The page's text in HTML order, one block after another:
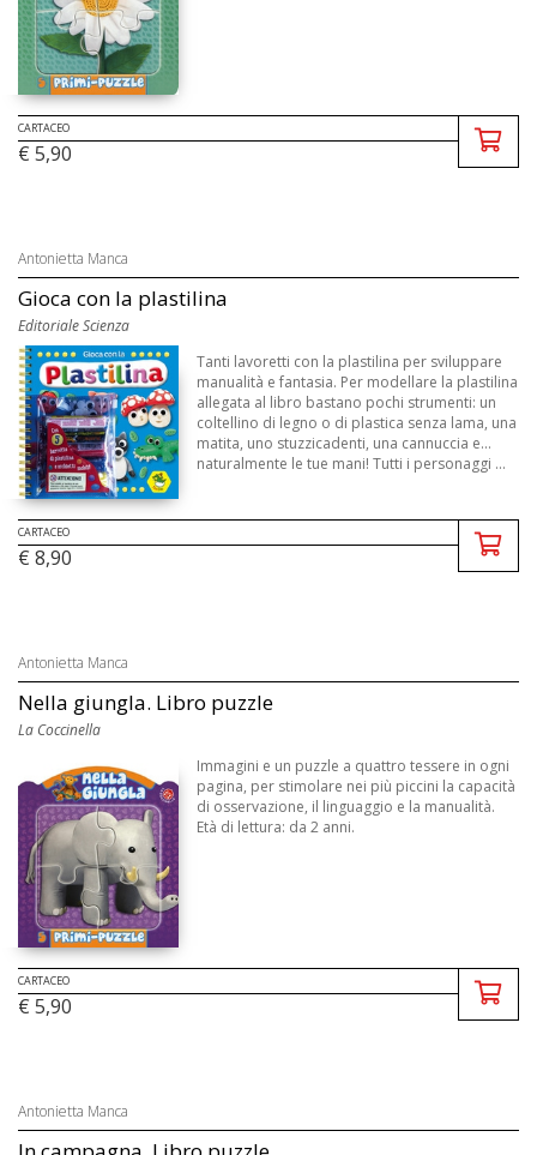
CARTACEO
€ 5,90
Antonietta Manca
Gioca con la plastilina
Editoriale Scienza
Tanti lavoretti con la plastilina per sviluppare
manualità e fantasia. Per modellare la plastilina
allegata al libro bastano pochi strumenti: un
coltellino di legno o di plastica senza lama, una
matita, uno stuzzicadenti, una cannuccia e...
naturalmente le tue mani! Tutti i personaggi ...
CARTACEO
€ 8,90
Antonietta Manca
Nella giungla. Libro puzzle
La Coccinella
Immagini e un puzzle a quattro tessere in ogni
pagina, per stimolare nei più piccini la capacità
di osservazione, il linguaggio e la manualità.
Età di lettura: da 2 anni.
CARTACEO
€ 5,90
Antonietta Manca